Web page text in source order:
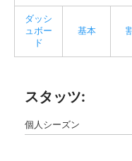
ダッシ
ュボー
ド
基本
スタッツ:
個人シーズン